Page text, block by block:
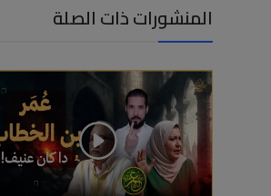
المنشورات ذات الصلة